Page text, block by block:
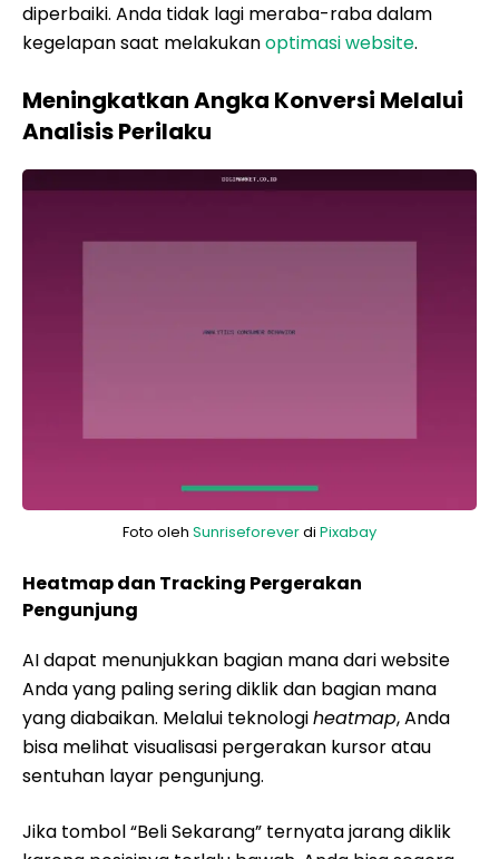
diperbaiki. Anda tidak lagi meraba-raba dalam
kegelapan saat melakukanoptimasi website.
Meningkatkan Angka Konversi Melalui
Analisis Perilaku
Foto oleh Sunriseforeverdi Pixabay
Heatmap dan Tracking Pergerakan
Pengunjung
AI dapat menunjukkan bagian mana dari website
Anda yang paling sering diklik dan bagian mana
yang diabaikan. Melalui teknologiheatmap, Anda
bisa melihat visualisasi pergerakan kursor atau
sentuhan layar pengunjung.
Jika tombol “Beli Sekarang” ternyata jarang diklik